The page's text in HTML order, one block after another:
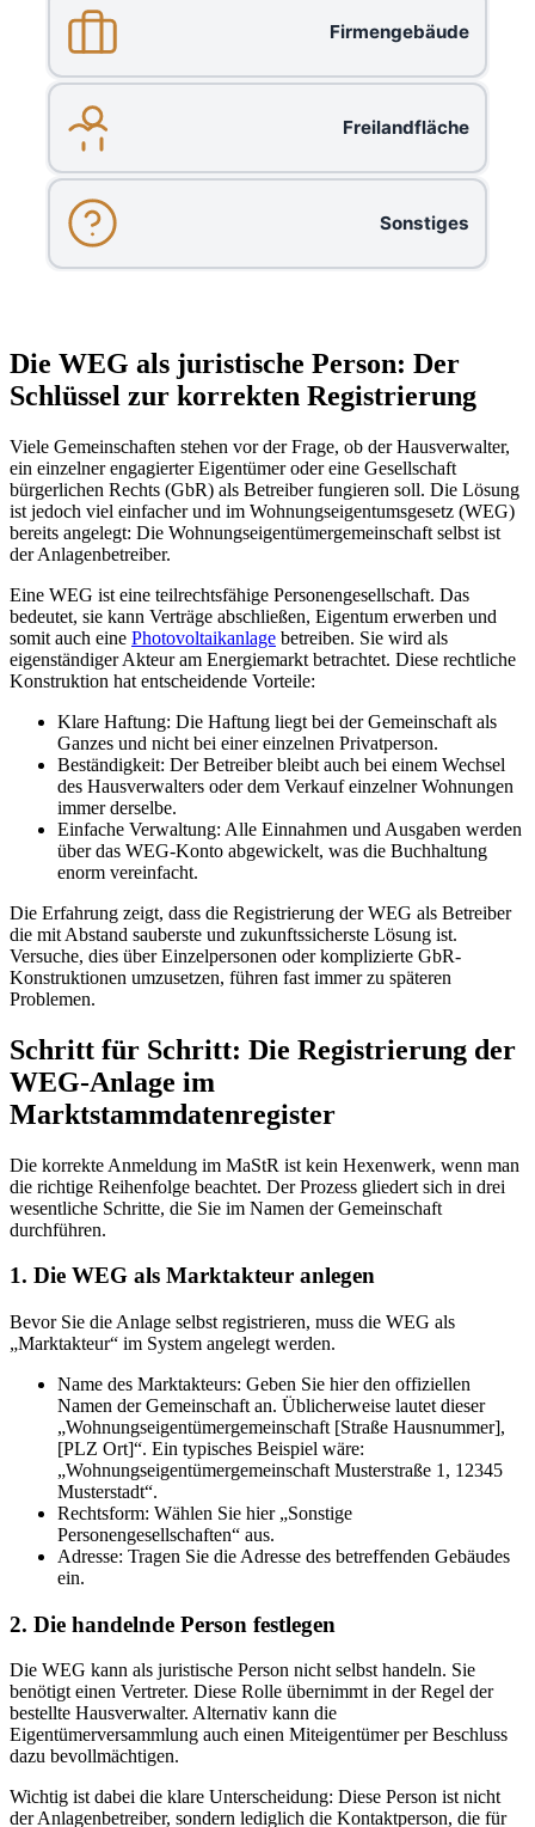
Firmengebäude
Freilandfläche
Sonstiges
Die WEG als juristische Person: Der
Schlüssel zur korrekten Registrierung
Viele Gemeinschaften stehen vor der Frage, ob der Hausverwalter,
ein einzelner engagierter Eigentümer oder eine Gesellschaft
bürgerlichen Rechts (GbR) als Betreiber fungieren soll. Die Lösung
ist jedoch viel einfacher und im Wohnungseigentumsgesetz (WEG)
bereits angelegt: Die Wohnungseigentümergemeinschaft selbst ist
der Anlagenbetreiber.
Eine WEG ist eine teilrechtsfähige Personengesellschaft. Das
bedeutet, sie kann Verträge abschließen, Eigentum erwerben und
somit auch eine Photovoltaikanlage betreiben. Sie wird als
eigenständiger Akteur am Energiemarkt betrachtet. Diese rechtliche
Konstruktion hat entscheidende Vorteile:
Klare Haftung: Die Haftung liegt bei der Gemeinschaft als
Ganzes und nicht bei einer einzelnen Privatperson.
Beständigkeit: Der Betreiber bleibt auch bei einem Wechsel
des Hausverwalters oder dem Verkauf einzelner Wohnungen
immer derselbe.
Einfache Verwaltung: Alle Einnahmen und Ausgaben werden
über das WEG-Konto abgewickelt, was die Buchhaltung
enorm vereinfacht.
Die Erfahrung zeigt, dass die Registrierung der WEG als Betreiber
die mit Abstand sauberste und zukunftssicherste Lösung ist.
Versuche, dies über Einzelpersonen oder komplizierte GbR-
Konstruktionen umzusetzen, führen fast immer zu späteren
Problemen.
Schritt für Schritt: Die Registrierung der
WEG-Anlage im
Marktstammdatenregister
Die korrekte Anmeldung im MaStR ist kein Hexenwerk, wenn man
die richtige Reihenfolge beachtet. Der Prozess gliedert sich in drei
wesentliche Schritte, die Sie im Namen der Gemeinschaft
durchführen.
1. Die WEG als Marktakteur anlegen
Bevor Sie die Anlage selbst registrieren, muss die WEG als
„Marktakteur“ im System angelegt werden.
Name des Marktakteurs: Geben Sie hier den offiziellen
Namen der Gemeinschaft an. Üblicherweise lautet dieser
„Wohnungseigentümergemeinschaft [Straße Hausnummer],
[PLZ Ort]“. Ein typisches Beispiel wäre:
„Wohnungseigentümergemeinschaft Musterstraße 1, 12345
Musterstadt“.
Rechtsform: Wählen Sie hier „Sonstige
Personengesellschaften“ aus.
Adresse: Tragen Sie die Adresse des betreffenden Gebäudes
ein.
2. Die handelnde Person festlegen
Die WEG kann als juristische Person nicht selbst handeln. Sie
benötigt einen Vertreter. Diese Rolle übernimmt in der Regel der
bestellte Hausverwalter. Alternativ kann die
Eigentümerversammlung auch einen Miteigentümer per Beschluss
dazu bevollmächtigen.
Wichtig ist dabei die klare Unterscheidung: Diese Person ist nicht
der Anlagenbetreiber, sondern lediglich die Kontaktperson, die für